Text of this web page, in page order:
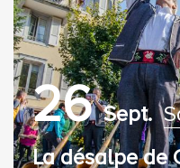
26 Sept.
La désalpe de